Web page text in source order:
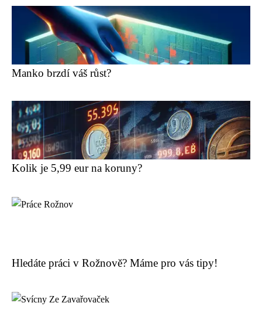
Manko brzdí váš růst?
Kolik je 5,99 eur na koruny?
Hledáte práci v Rožnově? Máme pro vás tipy!